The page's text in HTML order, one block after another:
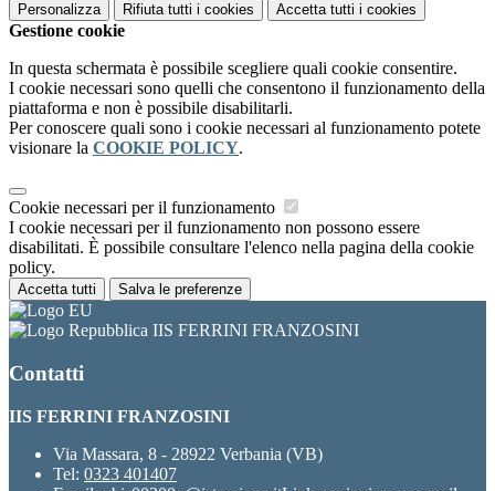
Personalizza Rifiuta tutti i cookies Accetta tutti i cookies
Gestione cookie
In questa schermata è possibile scegliere quali cookie consentire.
I cookie necessari sono quelli che consentono il funzionamento della
piattaforma e non è possibile disabilitarli.
Per conoscere quali sono i cookie necessari al funzionamento potete
visionare la COOKIE POLICY.
Cookie necessari per il funzionamento
I cookie necessari per il funzionamento non possono essere
disabilitati. È possibile consultare l'elenco nella pagina della cookie
policy.
Accetta tutti Salva le preferenze
IIS FERRINI FRANZOSINI
Contatti
IIS FERRINI FRANZOSINI
Via Massara, 8 - 28922 Verbania (VB)
Tel: 0323 401407